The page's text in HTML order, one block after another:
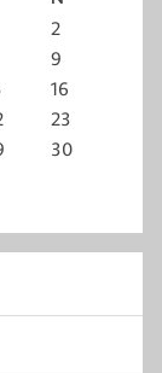
2
9
16
23
30